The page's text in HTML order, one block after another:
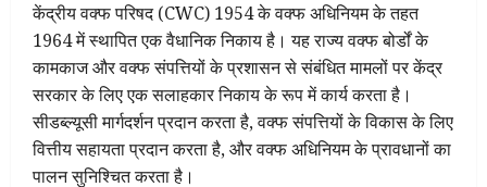
केंद्रीय वक्फ परिषद (CWC) 1954 के वक्फ अधिनियम के तहत
1964 में स्थापित एक वैधानिक निकाय है। यह राज्य वक्फ बोर्डों के
कामकाज और वक्फ संपत्तियों के प्रशासन से संबंधित मामलों पर केंद्र
सरकार के लिए एक सलाहकार निकाय के रूप में कार्य करता है।
सीडब्ल्यूसी मार्गदर्शन प्रदान करता है, वक्फ संपत्तियों के विकास के लिए
वित्तीय सहायता प्रदान करता है, और वक्फ अधिनियम के प्रावधानों का
पालन सुनिश्चित करता है।